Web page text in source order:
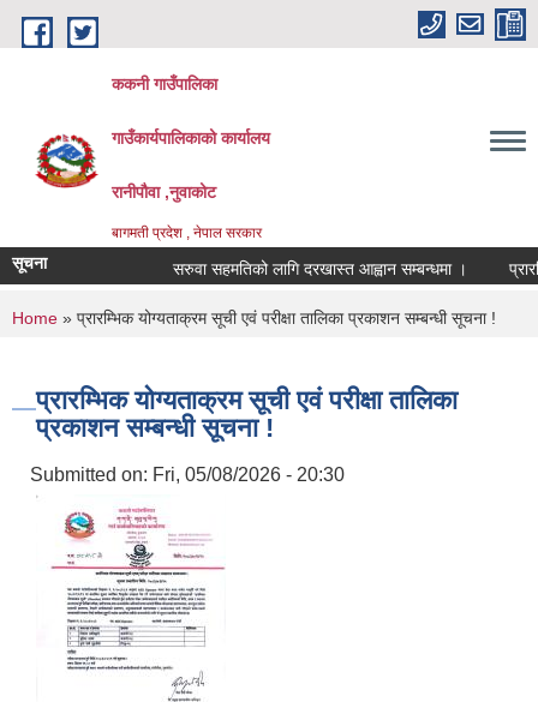
Skip to main content
ककनी गाउँपालिका
गाउँकार्यपालिकाको कार्यालय
रानीपौवा ,नुवाकोट
बागमती प्रदेश , नेपाल सरकार
सूचना सरुवा सहमतिको लागि दरखास्त आह्वान सम्बन्धमा ।
You are here
Home » प्रारम्भिक योग्यताक्रम सूची एवं परीक्षा तालिका प्रकाशन सम्बन्धी सूचना !
प्रारम्भिक योग्यताक्रम सूची एवं परीक्षा तालिका
प्रकाशन सम्बन्धी सूचना !
Submitted on: Fri, 05/08/2026 - 20:30